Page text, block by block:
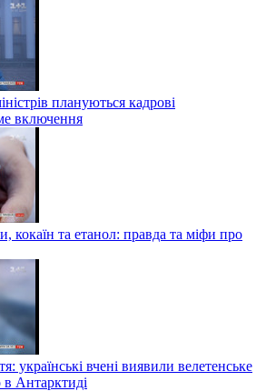
плануються кадрові
включення
кокаїн та етанол: правда та міфи про
українські вчені виявили велетенське
в Антарктиді